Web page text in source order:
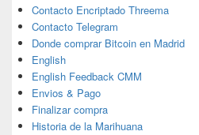
Contacto Encriptado Threema
Contacto Telegram
Donde comprar Bitcoin en Madrid
English
English Feedback CMM
Envios & Pago
Finalizar compra
Historia de la Marihuana